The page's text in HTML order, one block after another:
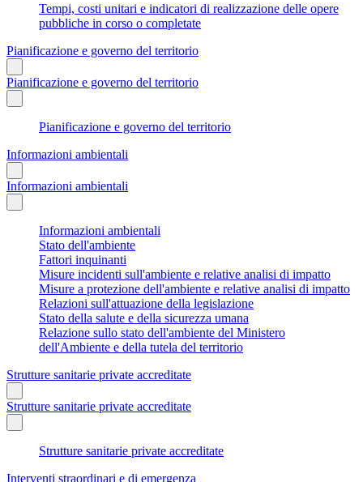
Tempi, costi unitari e indicatori di realizzazione delle opere
pubbliche in corso o completate
Pianificazione e governo del territorio
Pianificazione e governo del territorio
Pianificazione e governo del territorio
Informazioni ambientali
Informazioni ambientali
Informazioni ambientali
Stato dell'ambiente
Fattori inquinanti
Misure incidenti sull'ambiente e relative analisi di impatto
Misure a protezione dell'ambiente e relative analisi di impatto
Relazioni sull'attuazione della legislazione
Stato della salute e della sicurezza umana
Relazione sullo stato dell'ambiente del Ministero
dell'Ambiente e della tutela del territorio
Strutture sanitarie private accreditate
Strutture sanitarie private accreditate
Strutture sanitarie private accreditate
Interventi straordinari e di emergenza